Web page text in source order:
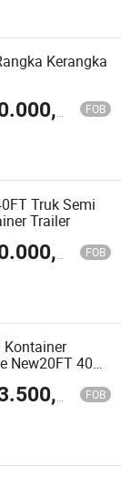
Kerangka
FOB
Truk Semi
Trailer
FOB
Kontainer
New20FT 40FT
FOB